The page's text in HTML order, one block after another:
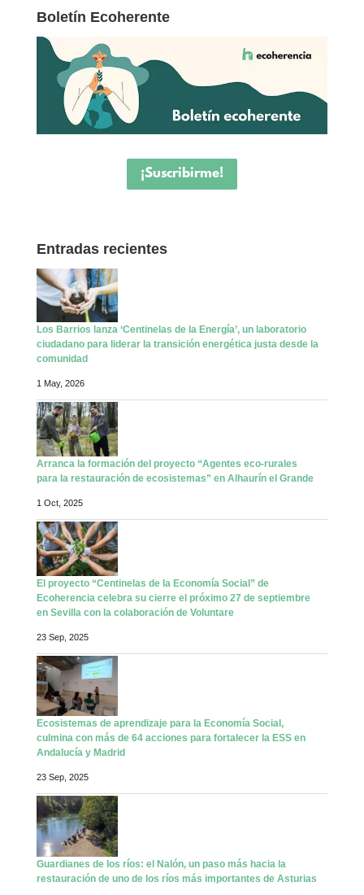
Boletín Ecoherente
¡Suscribirme!
Entradas recientes
Los Barrios lanza ‘Centinelas de la Energía’, un laboratorio
ciudadano para liderar la transición energética justa desde la
comunidad
1 May, 2026
Arranca la formación del proyecto “Agentes eco-rurales
para la restauración de ecosistemas” en Alhaurín el Grande
1 Oct, 2025
El proyecto “Centinelas de la Economía Social” de
Ecoherencia celebra su cierre el próximo 27 de septiembre
en Sevilla con la colaboración de Voluntare
23 Sep, 2025
Ecosistemas de aprendizaje para la Economía Social,
culmina con más de 64 acciones para fortalecer la ESS en
Andalucía y Madrid
23 Sep, 2025
Guardianes de los ríos: el Nalón, un paso más hacia la
restauración de uno de los ríos más importantes de Asturias